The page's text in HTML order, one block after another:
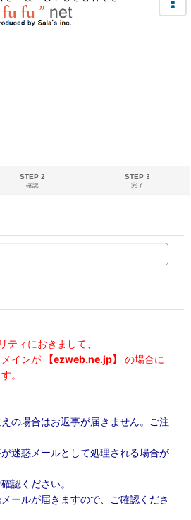
STEP 2
確認
STEP 3
完了
ティにおきまして、
インが
【ezweb.ne.jp】
の場合に
。
の場合はお返事が届きません。ご注
迷惑メールとして処理される場合が
認ください。
ールが届きますので、ご確認くださ